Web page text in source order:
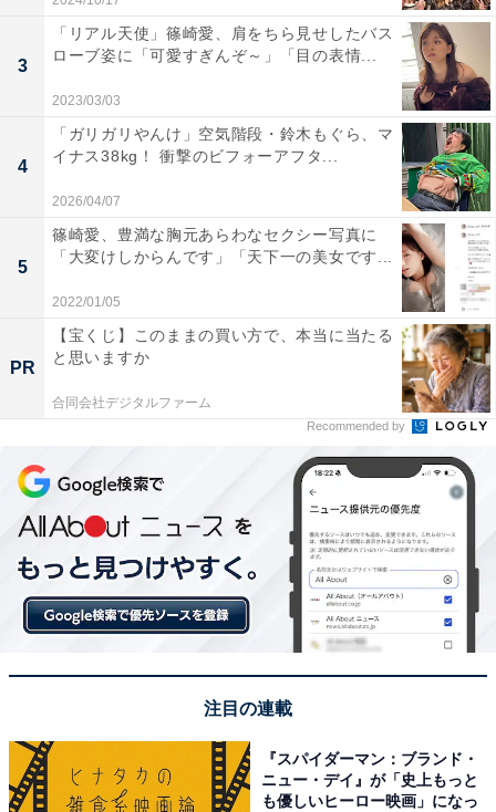
3
「リアル天使」篠崎愛、肩をちら見せしたバス
ローブ姿に「可愛すぎんぞ～」「目の表情...
2023/03/03
4
「ガリガリやんけ」空気階段・鈴木もぐら、マ
イナス38kg！ 衝撃のビフォーアフタ...
2026/04/07
5
篠崎愛、豊満な胸元あらわなセクシー写真に
「大変けしからんです」「天下一の美女です...
2022/01/05
PR
【宝くじ】このままの買い方で、本当に当たる
と思いますか
合同会社デジタルファーム
Recommended by
注目の連載
『スパイダーマン：ブランド・
ニュー・デイ』が「史上もっと
も優しいヒーロー映画」になっ